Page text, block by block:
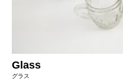
Glass
グラス